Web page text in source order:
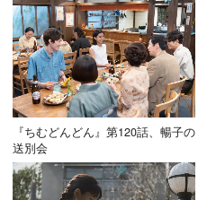
『ちむどんどん』第120話、暢子の
送別会